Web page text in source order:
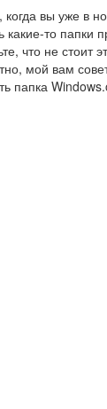
вы уже в
какие-то папки
что не стоит
мой вам
папка